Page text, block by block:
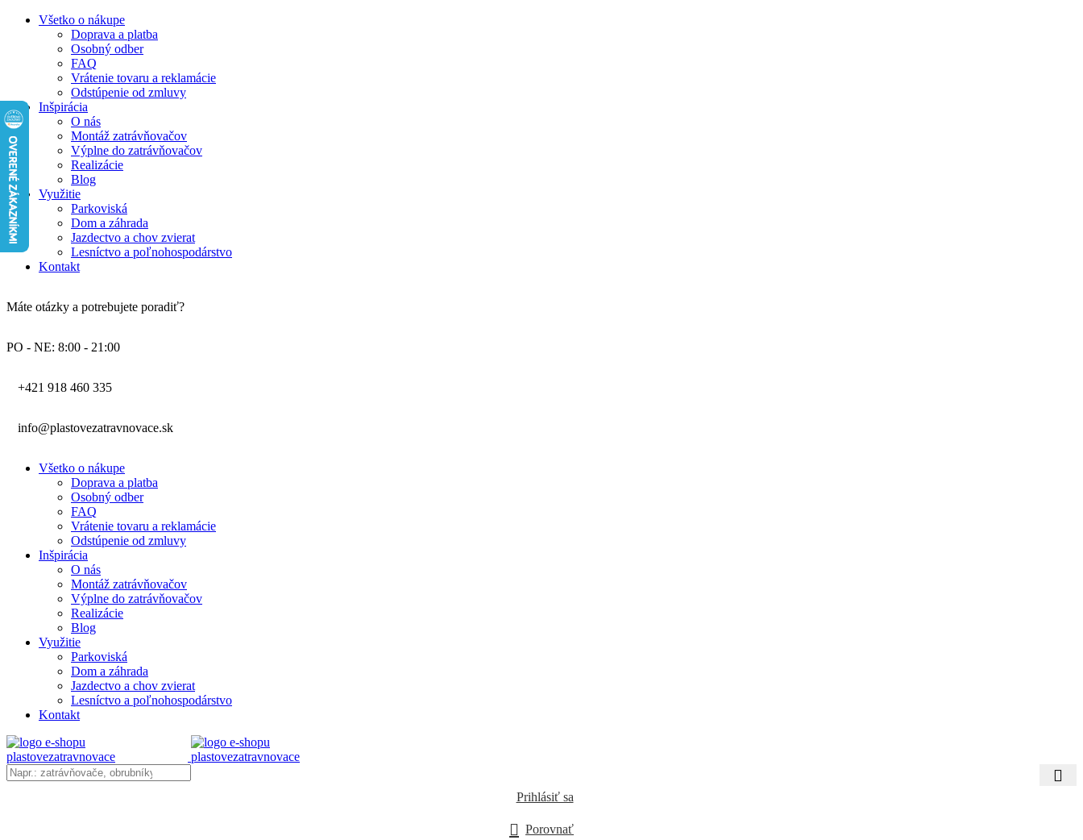
Všetko o nákupe
Doprava a platba
Osobný odber
FAQ
Vrátenie tovaru a reklamácie
Odstúpenie od zmluvy
Inšpirácia
O nás
Montáž zatrávňovačov
Výplne do zatrávňovačov
Realizácie
Blog
Využitie
Parkoviská
Dom a záhrada
Jazdectvo a chov zvierat
Lesníctvo a poľnohospodárstvo
Kontakt
Máte otázky a potrebujete poradiť?
PO - NE: 8:00 - 21:00
+421 918 460 335
info@plastovezatravnovace.sk
Všetko o nákupe
Doprava a platba
Osobný odber
FAQ
Vrátenie tovaru a reklamácie
Odstúpenie od zmluvy
Inšpirácia
O nás
Montáž zatrávňovačov
Výplne do zatrávňovačov
Realizácie
Blog
Využitie
Parkoviská
Dom a záhrada
Jazdectvo a chov zvierat
Lesníctvo a poľnohospodárstvo
Kontakt
Prihlásiť sa
Porovnať